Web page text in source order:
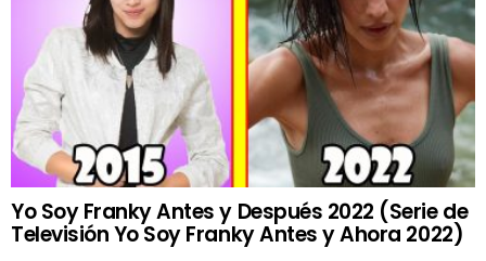
Yo Soy Franky Antes y Después 2022 (Serie de
Televisión Yo Soy Franky Antes y Ahora 2022)